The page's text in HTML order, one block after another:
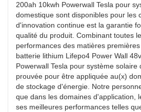
200ah 10kwh Powerwall Tesla pour
domestique sont disponibles pour les
d'innovation continue est la garantie
qualité du produit. Combinant toutes
performances des matières
batterie lithium Lifepo4 Power Wall
Powerwall Tesla pour système solaire
prouvée pour être appliquée au(x)
de stockage d'énergie. Notre
que dans les domaines d'application,
ses meilleures performances telles